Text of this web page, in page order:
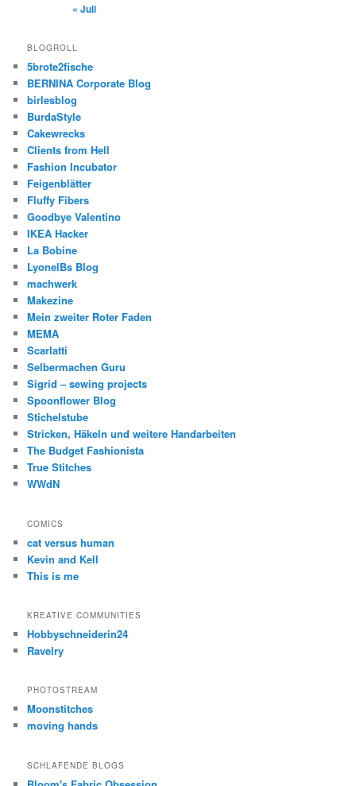
« Juli
BLOGROLL
5brote2fische
BERNINA Corporate Blog
birlesblog
BurdaStyle
Cakewrecks
Clients from Hell
Fashion Incubator
Feigenblätter
Fluffy Fibers
Goodbye Valentino
IKEA Hacker
La Bobine
LyonelBs Blog
machwerk
Makezine
Mein zweiter Roter Faden
MEMA
Scarlatti
Selbermachen Guru
Sigrid – sewing projects
Spoonflower Blog
Stichelstube
Stricken, Häkeln und weitere Handarbeiten
The Budget Fashionista
True Stitches
WWdN
COMICS
cat versus human
Kevin and Kell
This is me
KREATIVE COMMUNITIES
Hobbyschneiderin24
Ravelry
PHOTOSTREAM
Moonstitches
moving hands
SCHLAFENDE BLOGS